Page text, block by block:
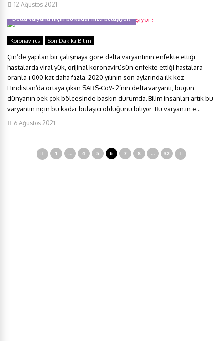
12 Ağustos 2021
Delta varyantı niçin bu kadar hızlı bulaşıyor?
Koronavirus Son Dakika Bilim
Çin’de yapılan bir çalışmaya göre delta varyantının enfekte ettiği
hastalarda viral yük, orijinal koronavirüsün enfekte ettiği hastalara
oranla 1.000 kat daha fazla. 2020 yılının son aylarında ilk kez
Hindistan’da ortaya çıkan SARS-CoV- 2’nin delta varyantı, bugün
dünyanın pek çok bölgesinde baskın durumda. Bilim insanları artık bu
varyantın niçin bu kadar bulaşıcı olduğunu biliyor: Bu varyantın e...
6 Ağustos 2021
1 … 4 5 6 7 8 … 32